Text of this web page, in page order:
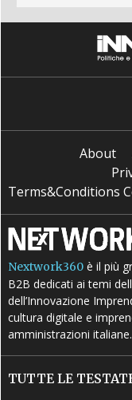
About
Terms&Conditions
Nextwork360 è il più
B2B dedicati ai temi
dell’Innovazione
cultura digitale e
amministrazioni italiane.
TUTTE LE